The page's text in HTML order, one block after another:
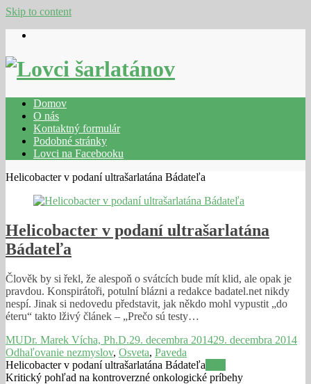
Skip to content
Domov
O nás
Kontaktný formulár
Podobné stránky
Lovci na Facebooku
Helicobacter v podaní ultrašarlatána Bádateľa
Helicobacter v podaní ultrašarlatána
Bádateľa
Člověk by si řekl, že alespoň o svátcích bude mít klid, ale opak je
pravdou. Konspirátoři, potulní blázni a redakce badatel.net nikdy
nespí. Jinak si nedovedu představit, jak někdo mohl vypustit „do
éteru“ takto lživý článek – „Prečo sú testy…
MUDr. Marek Vícha, Ph.D.29. decembra 201429. decembra 2014
Odhaľovanie nezmyslov, Osveta, Paveda
Helicobacter v podaní ultrašarlatána Bádateľa
Kritický pohľad na kontroverzné onkologické príbehy